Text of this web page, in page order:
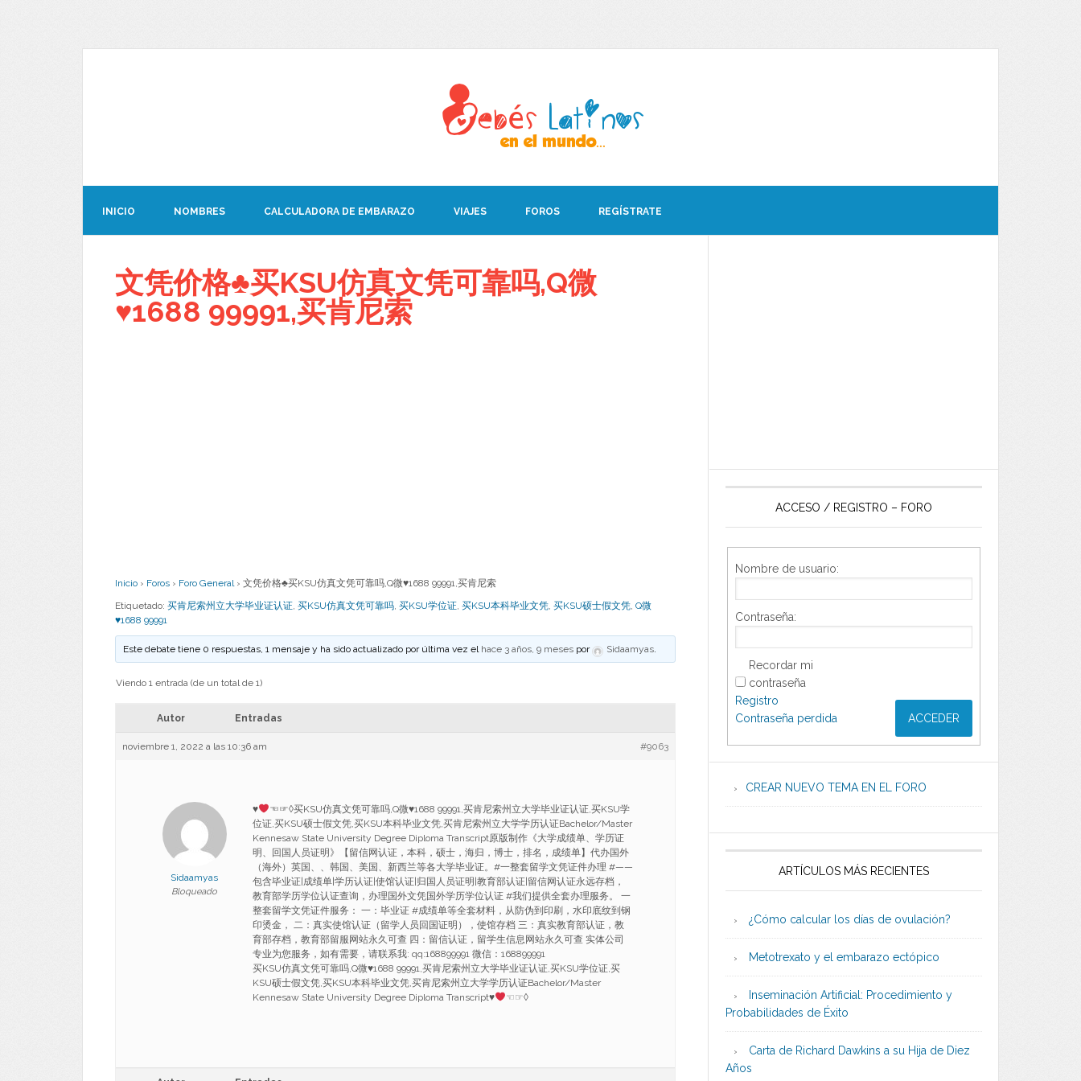
INICIO NOMBRES CALCULADORA DE EMBARAZO VIAJES FOROS REGÍSTRATE
文凭价格♣买KSU仿真文凭可靠吗,Q微
♥1688 99991,买肯尼索
Inicio › Foros › Foro General › 文凭价格♣买KSU仿真文凭可靠吗,Q微♥1688 99991,买肯尼索
Etiquetado: 买肯尼索州立大学毕业证认证, 买KSU仿真文凭可靠吗, 买KSU学位证, 买KSU本科毕业文凭, 买KSU硕士假文凭, Q微
♥1688 99991
Este debate tiene 0 respuestas, 1 mensaje y ha sido actualizado por última vez el hace 3 años, 9 meses por Sidaamyas.
Viendo 1 entrada (de un total de 1)
Autor Entradas
noviembre 1, 2022 a las 10:36 am #9063
Sidaamyas
Bloqueado
♥ ☜☞◊买KSU仿真文凭可靠吗,Q微♥1688 99991,买肯尼索州立大学毕业证认证,买KSU学
位证,买KSU硕士假文凭,买KSU本科毕业文凭,买肯尼索州立大学学历认证Bachelor/Master
Kennesaw State University Degree Diploma Transcript原版制作《大学成绩单、学历证
明、回国人员证明》【留信网认证，本科，硕士，海归，博士，排名，成绩单】代办国外
（海外）英国、、韩国、美国、新西兰等各大学毕业证。#一整套留学文凭证件办理 #——
包含毕业证|成绩单|学历认证|使馆认证|归国人员证明|教育部认证|留信网认证永远存档，
教育部学历学位认证查询，办理国外文凭国外学历学位认证 #我们提供全套办理服务。 一
整套留学文凭证件服务： 一：毕业证 #成绩单等全套材料，从防伪到印刷，水印底纹到钢
印烫金， 二：真实使馆认证（留学人员回国证明），使馆存档 三：真实教育部认证，教
育部存档，教育部留服网站永久可查 四：留信认证，留学生信息网站永久可查 实体公司
专业为您服务，如有需要，请联系我: qq:168899991 微信：168899991
买KSU仿真文凭可靠吗,Q微♥1688 99991,买肯尼索州立大学毕业证认证,买KSU学位证,买
KSU硕士假文凭,买KSU本科毕业文凭,买肯尼索州立大学学历认证Bachelor/Master
Kennesaw State University Degree Diploma Transcript♥ ☜☞◊
ACCESO / REGISTRO – FORO
Nombre de usuario:
Contraseña:
Recordar mi
contraseña
ACCEDER
Registro
Contraseña perdida
CREAR NUEVO TEMA EN EL FORO
ARTÍCULOS MÁS RECIENTES
¿Cómo calcular los días de ovulación?
Metotrexato y el embarazo ectópico
Inseminación Artificial: Procedimiento y
Probabilidades de Éxito
Carta de Richard Dawkins a su Hija de Diez
Años